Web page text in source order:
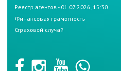
Реестр агентов - 01.07.2026, 15:30
Финансовая грамотность
Страховой случай